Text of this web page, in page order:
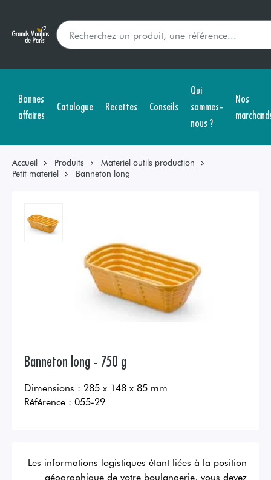
Bonnes
affaires
Catalogue Recettes Conseils
Qui
sommes-
nous ?
Nos
Accueil Produits
Materiel outils production
Petit materiel
Banneton long
Banneton long - 750 g
Dimensions : 285 x 148 x 85 mm
Référence : 055-29
Les informations logistiques étant liées à la position
géographique de votre boulangerie, vous devez